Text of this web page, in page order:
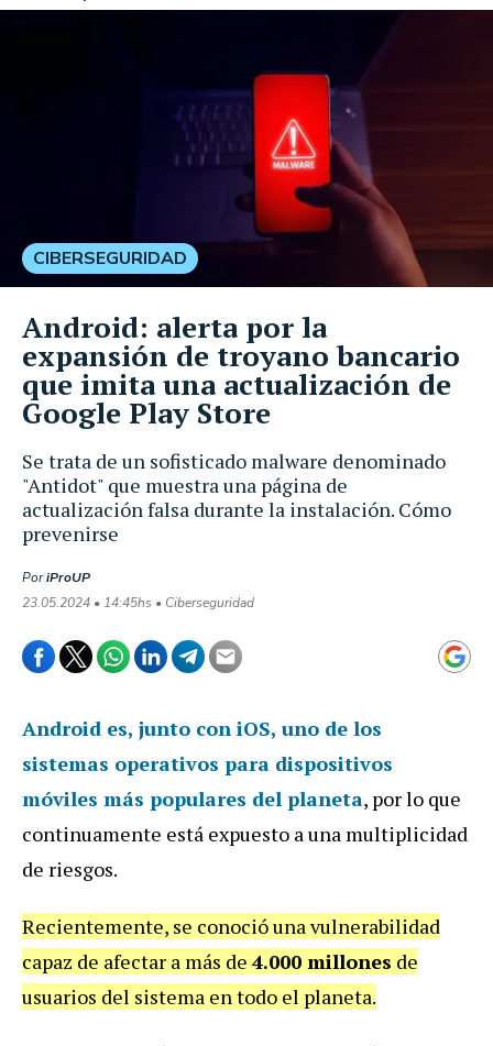
Se trata de un sofisticado malware denominado
"Antidot" que muestra una página de
actualización falsa durante la instalación. Cómo
prevenirse
PoriProUP
23.05.2024 • 14:45hs • Ciberseguridad
CIBERSEGURIDAD
Android: alerta por la
expansión de troyano bancario
que imita una actualización de
Google Play Store
Android es, junto con iOS, uno de los
sistemas operativos para dispositivos
móviles más populares del planeta, por lo que
continuamente está expuesto a una multiplicidad
de riesgos.
Recientemente, se conoció una vulnerabilidad
capaz de afectar a más de 4.000 millones de
usuarios del sistema en todo el planeta.